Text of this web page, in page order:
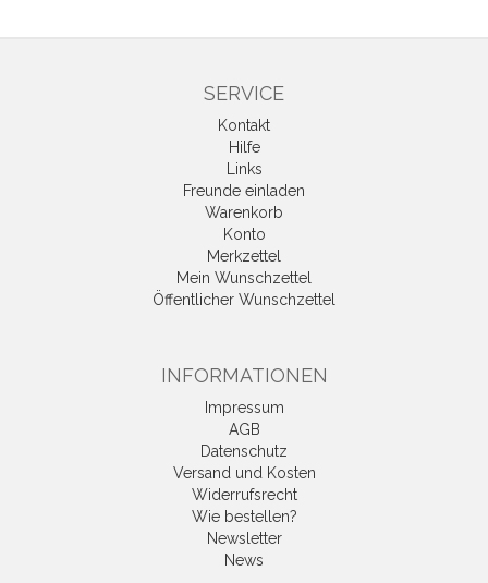
SERVICE
Kontakt
Hilfe
Links
Freunde einladen
Warenkorb
Konto
Merkzettel
Mein Wunschzettel
Öffentlicher Wunschzettel
INFORMATIONEN
Impressum
AGB
Datenschutz
Versand und Kosten
Widerrufsrecht
Wie bestellen?
Newsletter
News